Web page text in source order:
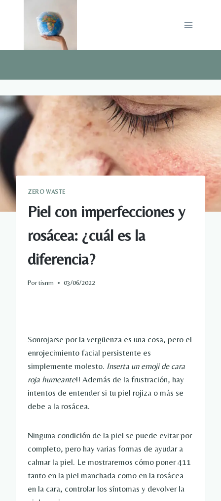
ZERO WASTE
Piel con imperfecciones y
rosácea: ¿cuál es la
diferencia?
Portisnm 03/06/2022
Sonrojarse por la vergüenza es una cosa, pero el
enrojecimiento facial persistente es
simplemente molesto. Inserta un emoji de cara
roja humeante!! Además de la frustración, hay
intentos de entender si tu piel rojiza o más se
debe a la rosácea.
Ninguna condición de la piel se puede evitar por
completo, pero hay varias formas de ayudar a
calmar la piel. Le mostraremos cómo poner 411
tanto en la piel manchada como en la rosácea
en la cara, controlar los síntomas y devolver la